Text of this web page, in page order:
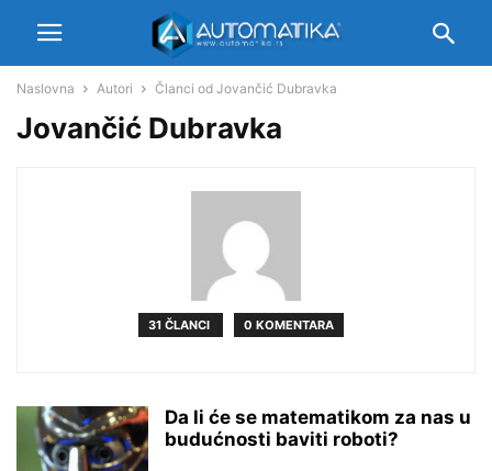
Naslovna Autori Članci od Jovančić Dubravka
Jovančić Dubravka
31 ČLANCI 0 KOMENTARA
Da li će se matematikom za nas u
budućnosti baviti roboti?